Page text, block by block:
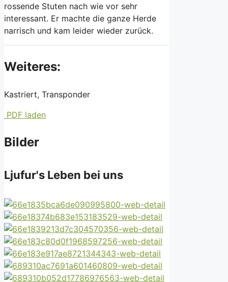
rossende Stuten nach wie vor sehr
interessant. Er machte die ganze Herde
narrisch und kam leider wieder zurück.
Weiteres:
Kastriert, Transponder
PDF laden
Bilder
Ljufur's Leben bei uns